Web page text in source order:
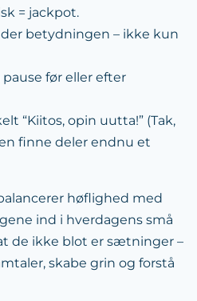
= jackpot.
betydningen – ikke kun
før eller efter
“Kiitos, opin uutta!” (Tak,
finne deler endnu et
høflighed med
ind i hverdagens små
de ikke blot er sætninger –
skabe grin og forstå